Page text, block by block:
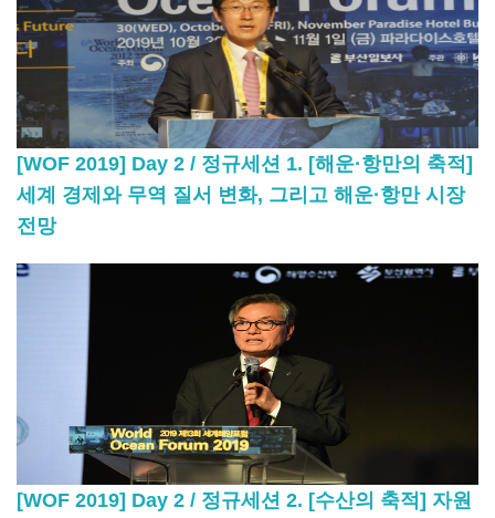
[WOF 2019] Day 2 / 정규세션 1. [해운·항만의 축적]
세계 경제와 무역 질서 변화, 그리고 해운·항만 시장
전망
[WOF 2019] Day 2 / 정규세션 2. [수산의 축적] 자원